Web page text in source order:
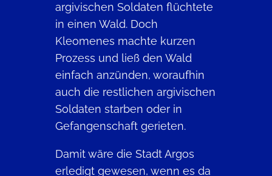
argivischen Soldaten flüchtete
in einen Wald. Doch
Kleomenes machte kurzen
Prozess und ließ den Wald
einfach anzünden, woraufhin
auch die restlichen argivischen
Soldaten starben oder in
Gefangenschaft gerieten.
Damit wäre die Stadt Argos
erledigt gewesen, wenn es da